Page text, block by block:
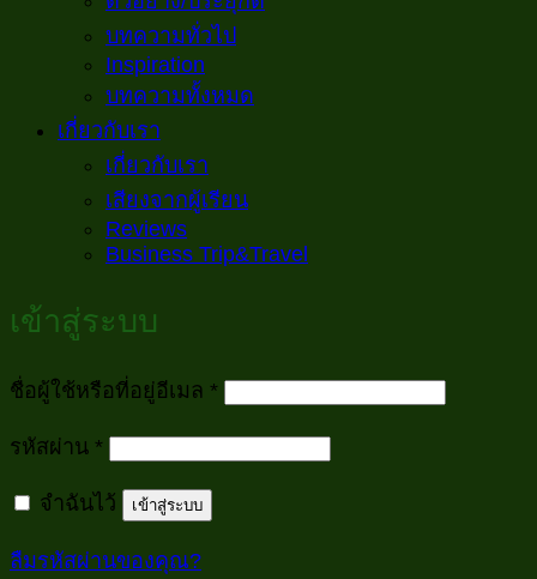
บทความทั่วไป
Inspiration
บทความทั้งหมด
เกี่ยวกับเรา
เกี่ยวกับเรา
เสียงจากผู้เรียน
Reviews
Business Trip&Travel
เข้าสู่ระบบ
ชื่อผู้ใช้หรือที่อยู่อีเมล *ต้องการ
รหัสผ่าน *ต้องการ
จำฉันไว้ เข้าสู่ระบบ
ลืมรหัสผ่านของคุณ?